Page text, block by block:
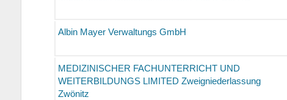
Albin Mayer Verwaltungs GmbH
MEDIZINISCHER FACHUNTERRICHT UND
WEITERBILDUNGS LIMITED Zweigniederlassung
Zwönitz